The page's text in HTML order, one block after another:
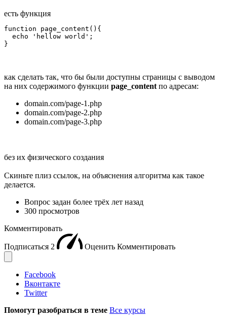
есть функция
function page_content(){
  echo 'hellow world';
}
как сделать так, что бы были доступны страницы c выводом
на них содержимого функции page_content по адресам:
domain.com/page-1.php
domain.com/page-2.php
domain.com/page-3.php
без их физического создания
Скиньте плиз ссылок, на объяснения алгоритма как такое
делается.
Вопрос задан более трёх лет назад
300 просмотров
Комментировать
Подписаться 2 Оценить Комментировать
Facebook
Вконтакте
Twitter
Помогут разобраться в теме Все курсы